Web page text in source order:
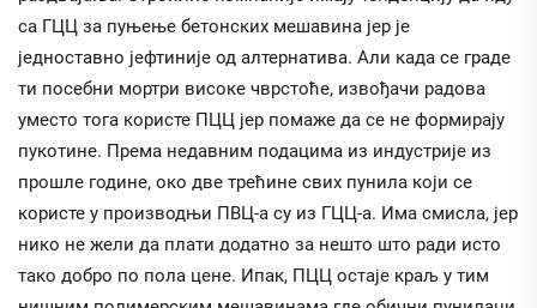
са ГЦЦ за пуњење бетонских мешавина јер је
једноставно јефтиније од алтернатива. Али када се граде
ти посебни мортри високе чврстоће, извођачи радова
уместо тога користе ПЦЦ јер помаже да се не формирају
пукотине. Према недавним подацима из индустрије из
прошле године, око две трећине свих пунила који се
користе у производњи ПВЦ-а су из ГЦЦ-а. Има смисла, јер
нико не жели да плати додатно за нешто што ради исто
тако добро по пола цене. Ипак, ПЦЦ остаје краљ у тим